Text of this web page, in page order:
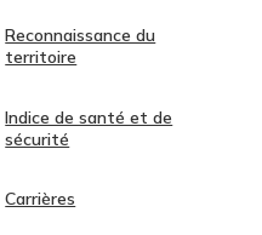
Reconnaissance du
territoire
Indice de santé et de
sécurité
Carrières